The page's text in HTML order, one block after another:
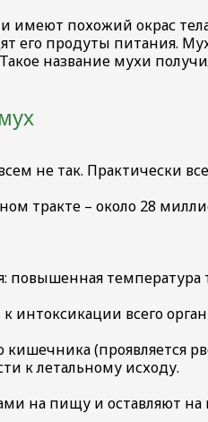
имеют похожий окрас
его продуты питания.
название мухи
не так. Практически
тракте – около 28
температура
всего
(проявляется
к летальному исходу.
на пищу и оставляют на